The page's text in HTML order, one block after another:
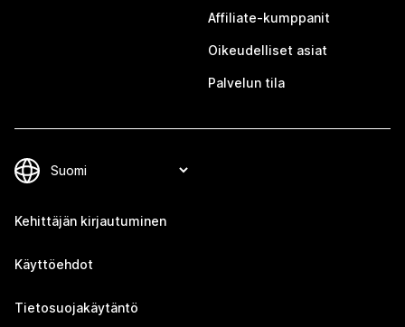
Affiliate-kumppanit
Oikeudelliset asiat
Palvelun tila
Kehittäjän kirjautuminen
Käyttöehdot
Tietosuojakäytäntö